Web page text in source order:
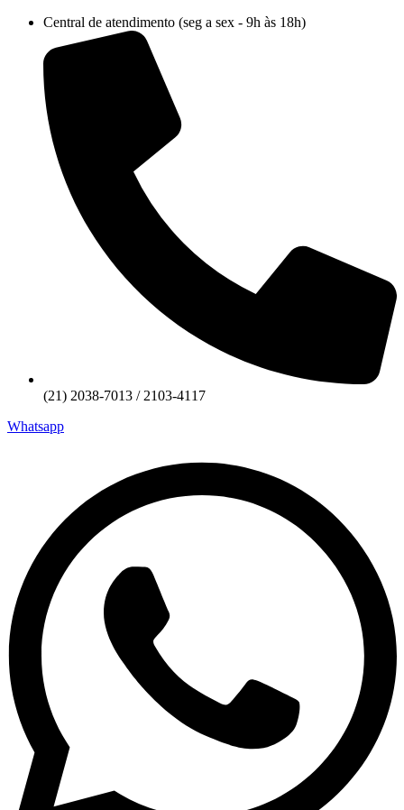
conteúdo
Central de atendimento (seg a sex - 9h às 18h)
(21) 2038-7013 / 2103-4117
Whatsapp